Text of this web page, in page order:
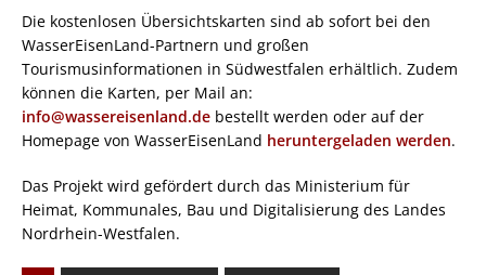
Die kostenlosen Übersichtskarten sind ab sofort bei den
WasserEisenLand-Partnern und großen
Tourismusinformationen in Südwestfalen erhältlich. Zudem
können die Karten, per Mail an:
info@wassereisenland.de bestellt werden oder auf der
Homepage von WasserEisenLand heruntergeladen werden.
Das Projekt wird gefördert durch das Ministerium für
Heimat, Kommunales, Bau und Digitalisierung des Landes
Nordrhein-Westfalen.